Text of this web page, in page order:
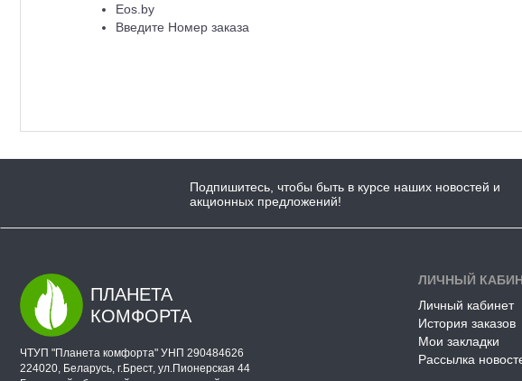
Eos.by
Введите Номер заказа
Подпишитесь, чтобы быть в курсе наших новостей и
акционных предложений!
ПЛАНЕТА
КОМФОРТА
ЧТУП "Планета комфорта" УНП 290484626
224020, Беларусь, г.Брест, ул.Пионерская 44
ЛИЧНЫЙ
Личный кабинет
История заказов
Мои закладки
Рассылка